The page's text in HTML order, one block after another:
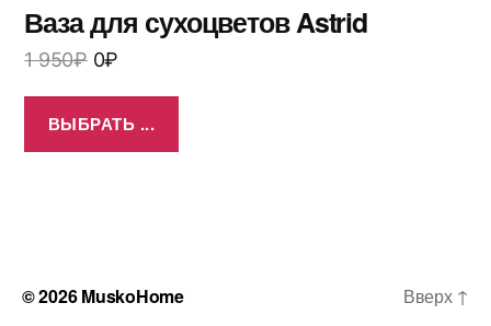
Ваза для сухоцветов Astrid
1 950₽ 0₽
ВЫБРАТЬ ...
© 2026MuskoHome
Вверх ↑